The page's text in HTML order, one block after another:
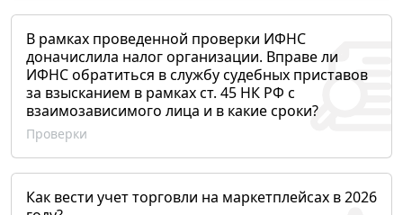
В рамках проведенной проверки ИФНС
доначислила налог организации. Вправе ли
ИФНС обратиться в службу судебных приставов
за взысканием в рамках ст. 45 НК РФ с
взаимозависимого лица и в какие сроки?
Проверки
Как вести учет торговли на маркетплейсах в 2026